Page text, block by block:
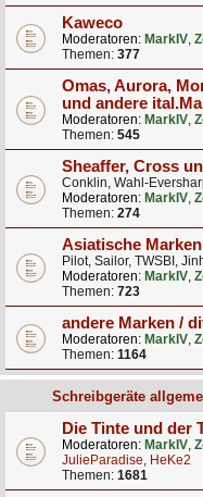
Kaweco
Moderatoren: MarkIV,
Themen: 377
Omas, Aurora,
und andere
Moderatoren: MarkIV,
Themen: 545
Sheaffer, Cross
Conklin, Wahl-
Moderatoren: MarkIV,
Themen: 274
Asiatische Marken
Pilot, Sailor, TWSBI,
Moderatoren: MarkIV,
Themen: 723
andere Marken /
Moderatoren: MarkIV,
Themen: 1164
Schreibgeräte
Die Tinte und der
Moderatoren: MarkIV,
JulieParadise, HeKe2
Themen: 1681